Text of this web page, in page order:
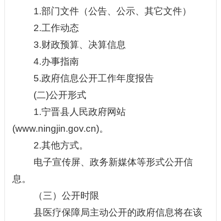
1.部门文件（公告、公示、其它文件）
2.工作动态
3.财政预算、决算信息
4.办事指南
5.政府信息公开工作年度报告
(二)公开形式
1.宁晋县人民政府网站
(www.ningjin.gov.cn)。
2.其他方式。
电子宣传屏、政务新媒体等形式公开信
息。
（三）公开时限
县医疗保障局主动公开的政府信息将在该